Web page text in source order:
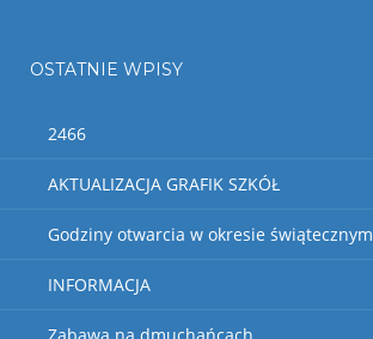
OSTATNIE WPISY
2466
AKTUALIZACJA GRAFIK SZKÓŁ
Godziny otwarcia w okresie świątecznym
INFORMACJA